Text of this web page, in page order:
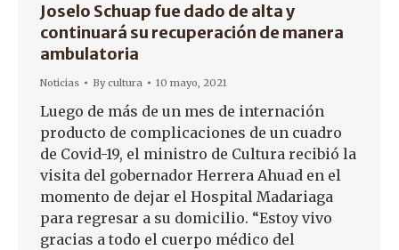
Joselo Schuap fue dado de alta y
continuará su recuperación de manera
ambulatoria
Noticias Bycultura 10 mayo, 2021
Luego de más de un mes de internación
producto de complicaciones de un cuadro
de Covid-19, el ministro de Cultura recibió la
visita del gobernador Herrera Ahuad en el
momento de dejar el Hospital Madariaga
para regresar a su domicilio. “Estoy vivo
gracias a todo el cuerpo médico del